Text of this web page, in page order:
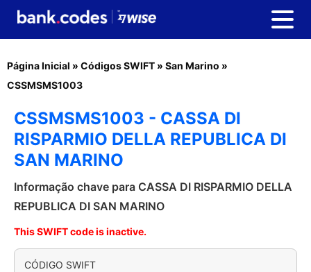
Página Inicial » Códigos SWIFT » San Marino »
CSSMSMS1003
CSSMSMS1003 - CASSA DI
RISPARMIO DELLA REPUBLICA DI
SAN MARINO
Informação chave para CASSA DI RISPARMIO DELLA
REPUBLICA DI SAN MARINO
This SWIFT code is inactive.
CÓDIGO SWIFT